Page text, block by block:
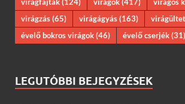
virágfajták(124) virágok(417) virágos
virágzás(65) virágágyás(163)
évelő bokros virágok(46) évelő cserjék(31)
LEGUTÓBBI BEJEGYZÉSEK